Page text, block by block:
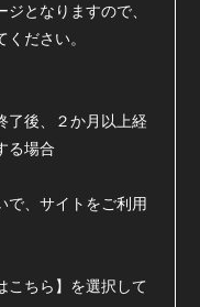
となりますので、
ください。
後、２か月以上経
る場合
で、サイトをご利用
こちら】を選択して